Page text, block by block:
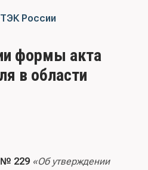
России
формы акта
в области
№ 229 «Об утверждении